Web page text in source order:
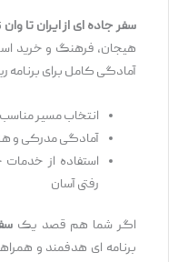
سفر جاده‌ای از ایران تا وان
هیجان، فرهنگ و خرید
آمادگی کامل برای برنامه‌
انتخاب مسیر مناسب
آمادگی مدرکی و
استفاده از خدمات
رفتی آسان
اگر شما هم قصد یک
برنامه ‌ای هدفمند و